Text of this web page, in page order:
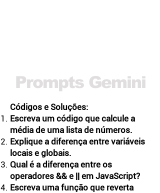
Prompts Gemini
Códigos e Soluções:
Escreva um código que calcule a
média de uma lista de números.
Explique a diferença entre variáveis
locais e globais.
Qual é a diferença entre os
operadores && e || em JavaScript?
Escreva uma função que reverta